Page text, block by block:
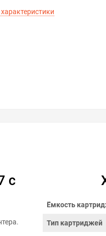
с
Ёмкость
Тип картриджей